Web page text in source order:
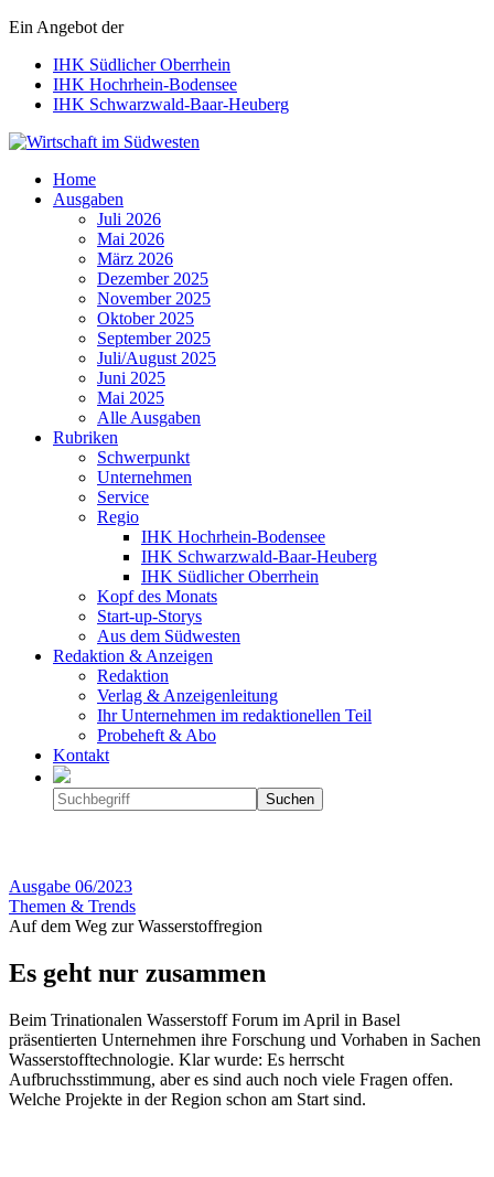
Ein Angebot der
IHK Südlicher Oberrhein
IHK Hochrhein-Bodensee
IHK Schwarzwald-Baar-Heuberg
Wirtschaft im Südwesten
Home
Ausgaben
Juli 2026
Mai 2026
März 2026
Dezember 2025
November 2025
Oktober 2025
September 2025
Juli/August 2025
Juni 2025
Mai 2025
Alle Ausgaben
Rubriken
Schwerpunkt
Unternehmen
Service
Regio
IHK Hochrhein-Bodensee
IHK Schwarzwald-Baar-Heuberg
IHK Südlicher Oberrhein
Kopf des Monats
Start-up-Storys
Aus dem Südwesten
Redaktion & Anzeigen
Redaktion
Verlag & Anzeigenleitung
Ihr Unternehmen im redaktionellen Teil
Probeheft & Abo
Kontakt
Ausgabe 06/2023
Themen & Trends
Auf dem Weg zur Wasserstoffregion
Es geht nur zusammen
Beim Trinationalen Wasserstoff Forum im April in Basel
präsentierten Unternehmen ihre Forschung und Vorhaben in Sachen
Wasserstofftechnologie. Klar wurde: Es herrscht
Aufbruchsstimmung, aber es sind auch noch viele Fragen offen.
Welche Projekte in der Region schon am Start sind.